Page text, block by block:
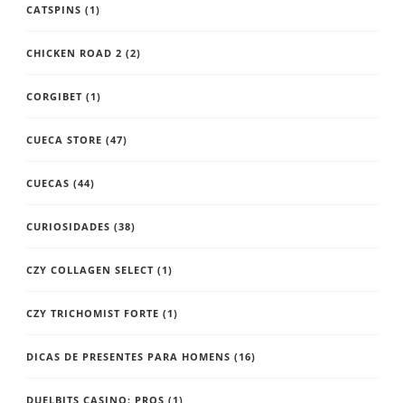
CATSPINS (1)
CHICKEN ROAD 2 (2)
CORGIBET (1)
CUECA STORE (47)
CUECAS (44)
CURIOSIDADES (38)
CZY COLLAGEN SELECT (1)
CZY TRICHOMIST FORTE (1)
DICAS DE PRESENTES PARA HOMENS (16)
DUELBITS CASINO: PROS (1)